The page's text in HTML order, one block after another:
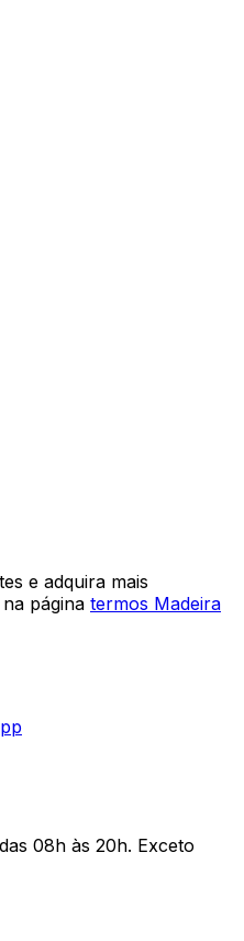
e adquira mais
página termos Madeira
08h às 20h. Exceto